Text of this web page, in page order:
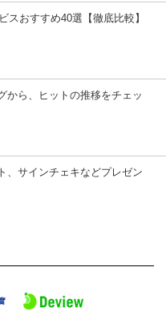
スおすすめ40選【徹底比較】
から、ヒットの推移をチェッ
、サインチェキなどプレゼン